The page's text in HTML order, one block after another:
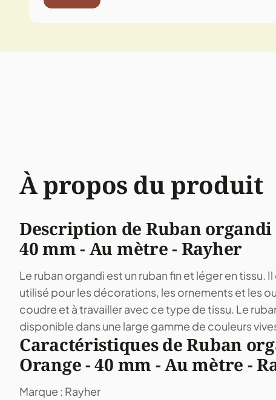
À propos du produit
Description de Ruban organdi
40 mm - Au mètre - Rayher
Le ruban organdi est un ruban fin et léger en tissu.
utilisé pour les décorations, les ornements et les
coudre et à travailler avec ce type de tissu. Le
disponible dans une large gamme de couleurs
Caractéristiques de Ruban
Orange - 40 mm - Au mètre -
Marque : Rayher